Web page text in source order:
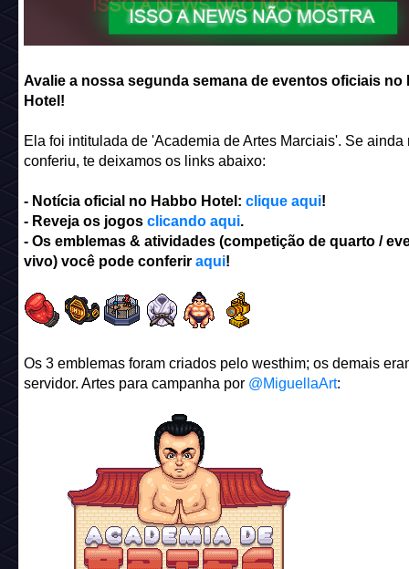
Avalie a nossa segunda semana de eventos oficiais no
Hotel!
Ela foi intitulada de 'Academia de Artes Marciais'. Se ainda
conferiu, te deixamos os links abaixo:
- Notícia oficial no Habbo Hotel: clique aqui!
- Reveja os jogos clicando aqui.
- Os emblemas & atividades (competição de quarto /
vivo) você pode conferir aqui!
Os 3 emblemas foram criados pelo westhim; os demais
servidor. Artes para campanha por @MiguellaArt: